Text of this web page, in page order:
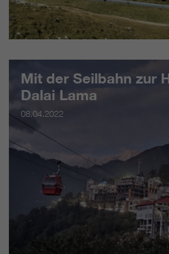
Mit der Seilbahn zur
Dalai Lama
08.04.2022